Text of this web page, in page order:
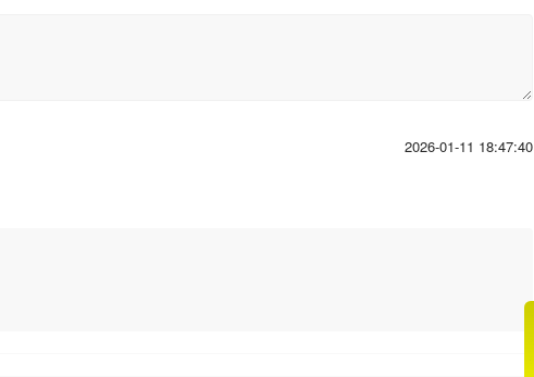
2026-01-11 18:47:40